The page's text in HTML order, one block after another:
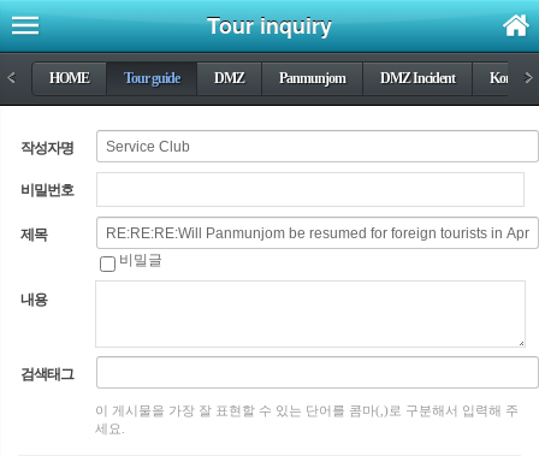
Tour inquiry
< HOME Tour guide DMZ Panmunjom DMZ Incident Korea>
작성자명
비밀번호
제목
비밀글
내용
검색태그
이 게시물을 가장 잘 표현할 수 있는 단어를 콤마(,)로 구분해서 입력해 주
세요.